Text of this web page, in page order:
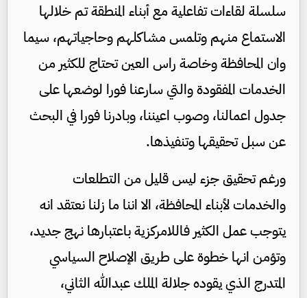
سلسلة لقاءات تفاعلية مع أبناء المنطقة تم خلالها
الاستماع منهم وتلمس مشاكلهم وحاجياتهم، سيما
وان المحافظة وخاصة راس العين تحتاج للكثير من
الخدمات المفقودة والتي سارعنا فورا لوضعها على
جدول اعمالنا، وصوب اعيننا، وبادرنا فورا في البحث
عن سبل تحقيقها وتنفيذها.
ورغم تحقيق جزء ليس قليل من التطلعات
والخدمات لأبناء المحافظة، الا اننا ما زلنا نعتقد انه
يتوجب عمل الكثير فاللامركزية باعتبارها نهج جديد،
وتؤمن انها خطوة على طريق الإصلاح السياسي
المتدرج الذي يقوده جلالة الملك عبدالله الثاني،